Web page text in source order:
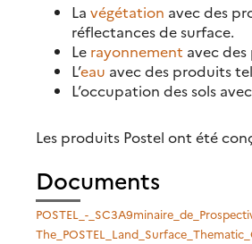
La végétation avec des
réflectances de surface.
Le rayonnement avec
L’eau avec des produits
L’occupation des sols
Les produits Postel ont été
Documents
POSTEL_-